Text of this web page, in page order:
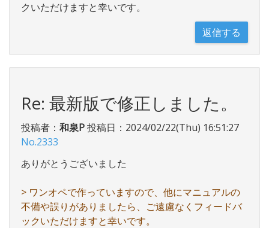
クいただけますと幸いです。
Re: 最新版で修正しました。
投稿者： 和泉P投稿日：2024/02/22(Thu) 16:51:27
No.2333
ありがとうございました
> ワンオペで作っていますので、他にマニュアルの
不備や誤りがありましたら、ご遠慮なくフィードバ
ックいただけますと幸いです。